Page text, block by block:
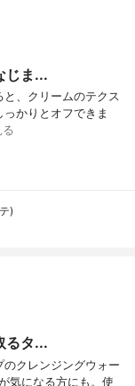
じま...
、クリームのテクス
かりとオフできま
)
るタ...
クレンジングウォー
気になる方にも。使